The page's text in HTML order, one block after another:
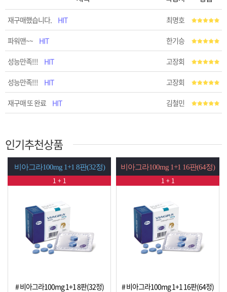
재구매했습니다. HIT 최명호
파워맨~~ HIT 한기승
성능만족!!! HIT 고장회
성능만족!!! HIT 고장회
재구매 또 완료 HIT 김철민
인기추천상품
판(32정)
판(32정)
비아그라100mg 1+1 16판(64정)
# 비아그라100mg 1+1 16판(64정)
시알리스20mg 1+1 8
# 시알리스20mg 1+1 8